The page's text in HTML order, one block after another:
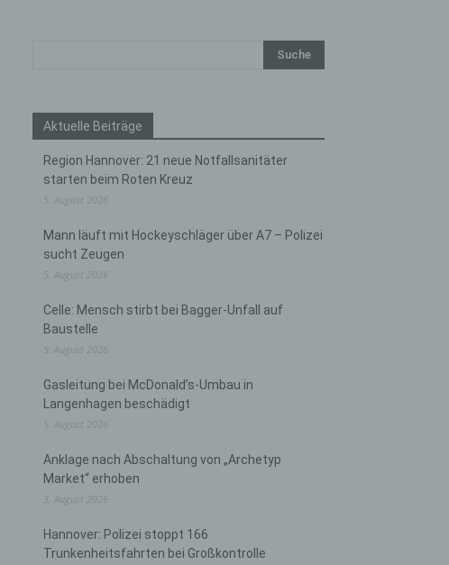
Aktuelle Beiträge
Region Hannover: 21 neue Notfallsanitäter
starten beim Roten Kreuz
5. August 2026
Mann läuft mit Hockeyschläger über A7 – Polizei
sucht Zeugen
5. August 2026
Celle: Mensch stirbt bei Bagger-Unfall auf
Baustelle
5. August 2026
Gasleitung bei McDonald’s-Umbau in
Langenhagen beschädigt
5. August 2026
Anklage nach Abschaltung von „Archetyp
Market“ erhoben
3. August 2026
Hannover: Polizei stoppt 166
Trunkenheitsfahrten bei Großkontrolle